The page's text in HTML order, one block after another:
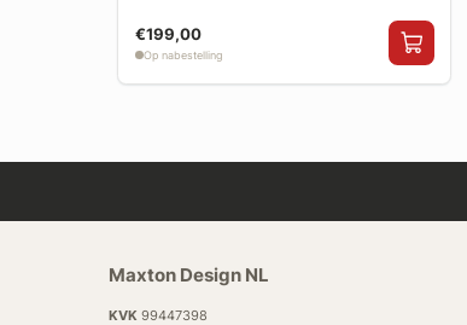
€199,00
Op nabestelling
Maxton Design NL
KVK 99447398